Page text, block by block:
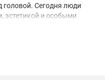
головой. Сегодня люди
эстетикой и особыми
домов,